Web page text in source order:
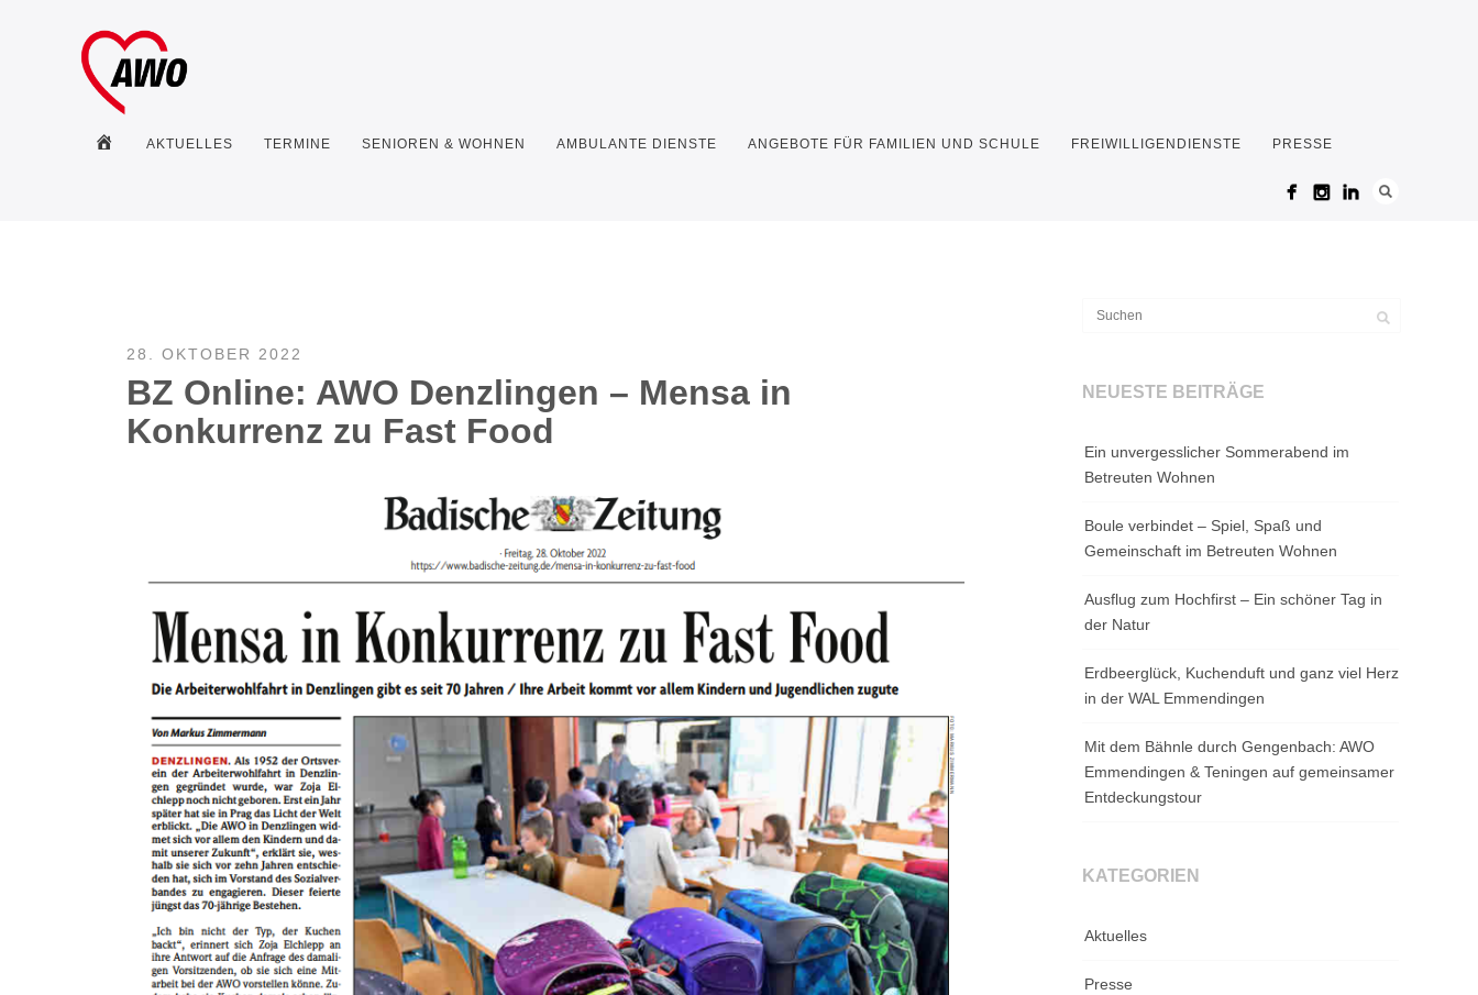
HOMEAKTUELLES TERMINE SENIOREN & WOHNEN AMBULANTE DIENSTE ANGEBOTE FÜR FAMILIEN UND SCHULE FREIWILLIGENDIENSTE PRESSE
28. OKTOBER 2022
BZ Online: AWO Denzlingen – Mensa in
Konkurrenz zu Fast Food
NEUESTE BEITRÄGE
Ein unvergesslicher Sommerabend im
Betreuten Wohnen
Boule verbindet – Spiel, Spaß und
Gemeinschaft im Betreuten Wohnen
Ausflug zum Hochfirst – Ein schöner Tag in
der Natur
Erdbeerglück, Kuchenduft und ganz viel Herz
in der WAL Emmendingen
Mit dem Bähnle durch Gengenbach: AWO
Emmendingen & Teningen auf gemeinsamer
Entdeckungstour
KATEGORIEN
Aktuelles
Presse